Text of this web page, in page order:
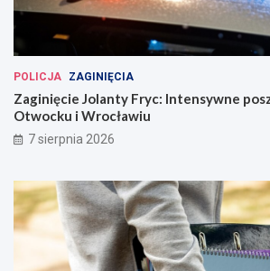
POLICJA ZAGINIĘCIA
Zaginięcie Jolanty Fryc: Intensywne
Otwocku i Wrocławiu
7 sierpnia 2026